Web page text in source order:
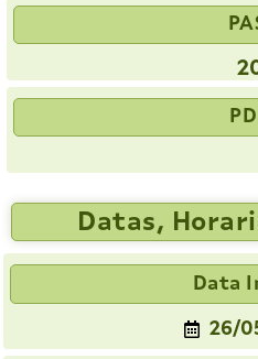
PDI
Datas,
Data
26/